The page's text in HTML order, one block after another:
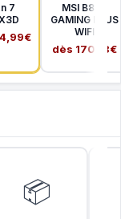
7
MSI B850
GAMING PLUS
WIFI
dès 170,18€
📦